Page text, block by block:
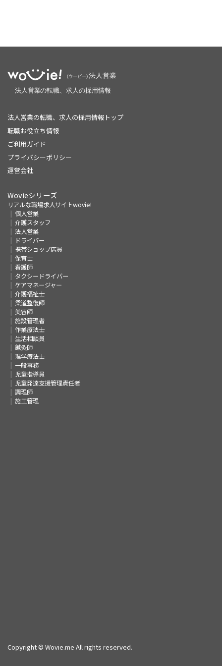
法人営業の転職、求人の採用情報トップ
転職お役立ち情報
ご利用ガイド
プライバシーポリシー
運営会社
Wovieシリーズ
リアルな職場求人サイトwovie!
個人営業
介護スタッフ
法人営業
ドライバー
携帯ショップ店員
保育士
看護師
タクシードライバー
ケアマネージャー
介護福祉士
柔道整復師
美容師
施設管理者
作業療法士
生活相談員
鍼灸師
理学療法士
一般事務
児童指導員
児童発達支援管理責任者
調理師
施工管理
Copyright © Wovie.me All rights reserved.